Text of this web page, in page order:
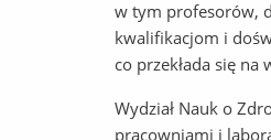
w tym profesorów,
kwalifikacjom i
co przekłada się na
Wydział Nauk o
pracowniami i